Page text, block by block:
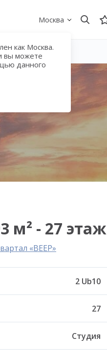
Москва
как Москва.
вы можете
данного
м² - 27 этаж
«ВЕЕР»
2 Ub10
27
Студия